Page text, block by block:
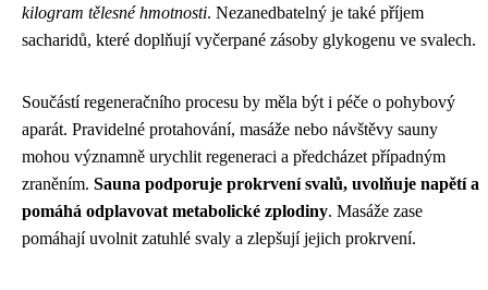
kilogram tělesné hmotnosti. Nezanedbatelný je také příjem
sacharidů, které doplňují vyčerpané zásoby glykogenu ve svalech.
Součástí regeneračního procesu by měla být i péče o pohybový
aparát. Pravidelné protahování, masáže nebo návštěvy sauny
mohou významně urychlit regeneraci a předcházet případným
zraněním. Sauna podporuje prokrvení svalů, uvolňuje napětí a
pomáhá odplavovat metabolické zplodiny. Masáže zase
pomáhají uvolnit zatuhlé svaly a zlepšují jejich prokrvení.